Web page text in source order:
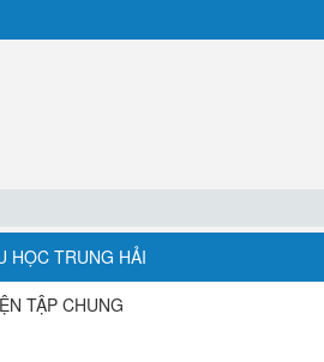
HỌC TRUNG HẢI
TẬP CHUNG